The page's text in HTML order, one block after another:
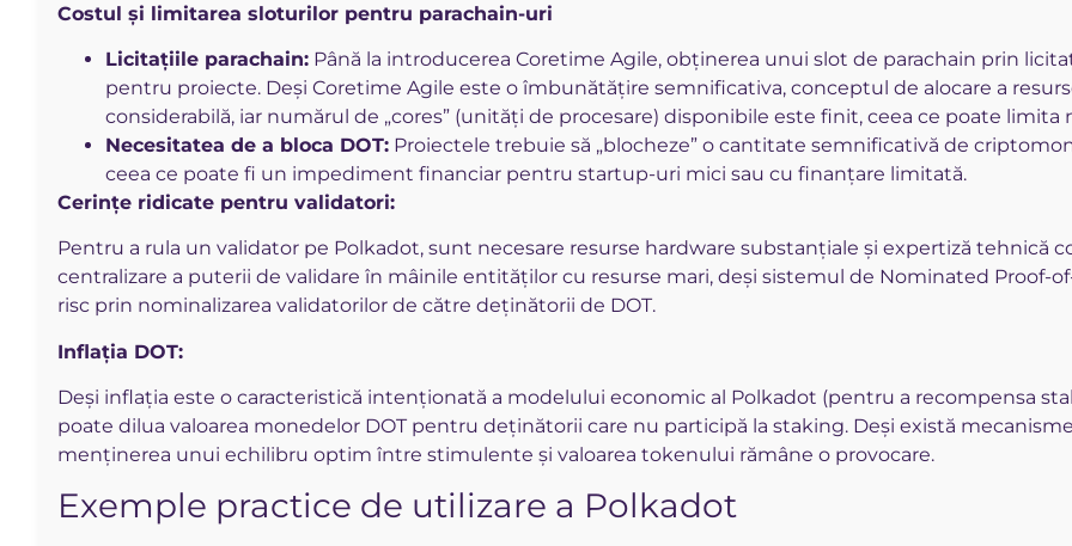
Costul și limitarea sloturilor pentru parachain-uri
Licitațiile parachain: Până la introducerea Coretime Agile, obținerea unui slot de parachain prin
pentru proiecte. Deși Coretime Agile este o îmbunătățire semnificativa, conceptul de alocare a
considerabilă, iar numărul de „cores” (unități de procesare) disponibile este finit, ceea ce poate
Necesitatea de a bloca DOT: Proiectele trebuie să „blocheze” o cantitate semnificativă de
ceea ce poate fi un impediment financiar pentru startup-uri mici sau cu finanțare limitată.
Cerințe ridicate pentru validatori:
Pentru a rula un validator pe Polkadot, sunt necesare resurse hardware substanțiale și expertiză tehnică
centralizare a puterii de validare în mâinile entităților cu resurse mari, deși sistemul de Nominated Proof-
risc prin nominalizarea validatorilor de către deținătorii de DOT.
Inflația DOT:
Deși inflația este o caracteristică intenționată a modelului economic al Polkadot (pentru a recompensa
poate dilua valoarea monedelor DOT pentru deținătorii care nu participă la staking. Deși există
menținerea unui echilibru optim între stimulente și valoarea tokenului rămâne o provocare.
Exemple practice de utilizare a Polkadot